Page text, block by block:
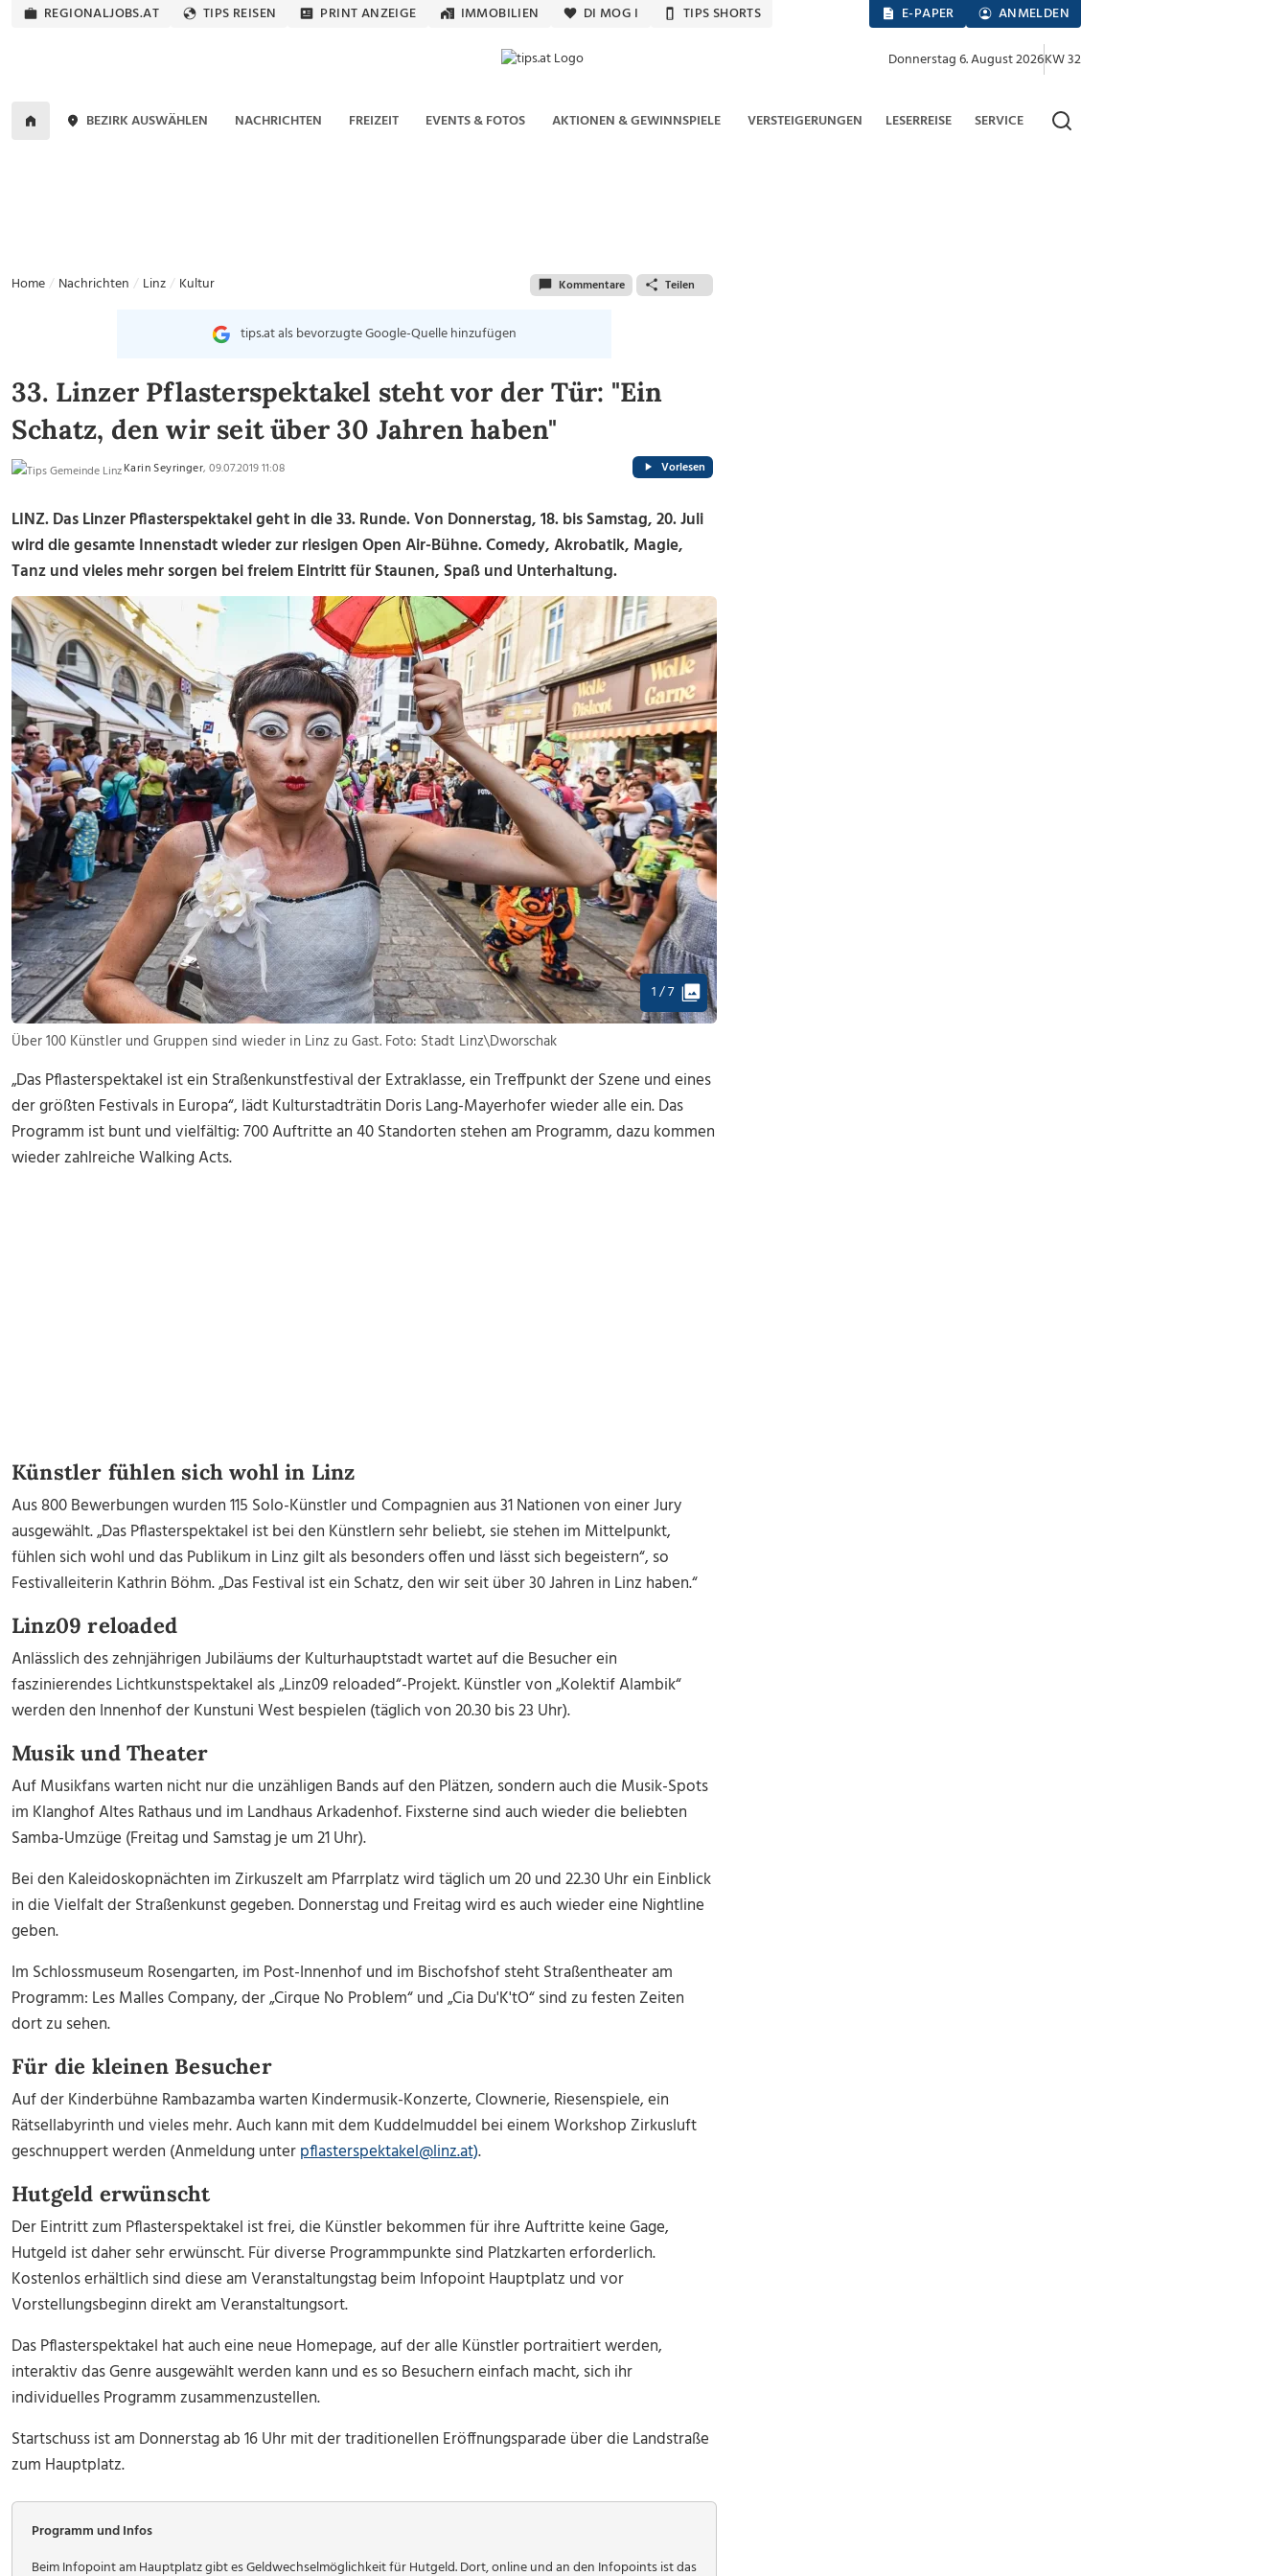
REGIONALJOBS.AT TIPS REISEN PRINT ANZEIGE IMMOBILIEN DI MOG I TIPS SHORTS E-PAPER ANMELDEN
Donnerstag 6. August 2026KW 32
BEZIRK AUSWÄHLEN NACHRICHTEN FREIZEIT EVENTS & FOTOS AKTIONEN & GEWINNSPIELE VERSTEIGERUNGEN LESERREISE SERVICE
Home Nachrichten Linz Kultur Kommentare Teilen
tips.at als bevorzugte Google-Quelle hinzufügen
33. Linzer Pflasterspektakel steht vor der Tür: "Ein
Schatz, den wir seit über 30 Jahren haben"
Karin Seyringer, 09.07.2019 11:08 Vorlesen
LINZ. Das Linzer Pflasterspektakel geht in die 33. Runde. Von Donnerstag, 18. bis Samstag, 20. Juli
wird die gesamte Innenstadt wieder zur riesigen Open Air-Bühne. Comedy, Akrobatik, Magie,
Tanz und vieles mehr sorgen bei freiem Eintritt für Staunen, Spaß und Unterhaltung.
1 / 7
Über 100 Künstler und Gruppen sind wieder in Linz zu Gast. Foto: Stadt Linz\Dworschak
„Das Pflasterspektakel ist ein Straßenkunstfestival der Extraklasse, ein Treffpunkt der Szene und eines
der größten Festivals in Europa“, lädt Kulturstadträtin Doris Lang-Mayerhofer wieder alle ein. Das
Programm ist bunt und vielfältig: 700 Auftritte an 40 Standorten stehen am Programm, dazu kommen
wieder zahlreiche Walking Acts.
Künstler fühlen sich wohl in Linz
Aus 800 Bewerbungen wurden 115 Solo-Künstler und Compagnien aus 31 Nationen von einer Jury
ausgewählt. „Das Pflasterspektakel ist bei den Künstlern sehr beliebt, sie stehen im Mittelpunkt,
fühlen sich wohl und das Publikum in Linz gilt als besonders offen und lässt sich begeistern“, so
Festivalleiterin Kathrin Böhm. „Das Festival ist ein Schatz, den wir seit über 30 Jahren in Linz haben.“
Linz09 reloaded
Anlässlich des zehnjährigen Jubiläums der Kulturhauptstadt wartet auf die Besucher ein
faszinierendes Lichtkunstspektakel als „Linz09 reloaded“-Projekt. Künstler von „Kolektif Alambik“
werden den Innenhof der Kunstuni West bespielen (täglich von 20.30 bis 23 Uhr).
Musik und Theater
Auf Musikfans warten nicht nur die unzähligen Bands auf den Plätzen, sondern auch die Musik-Spots
im Klanghof Altes Rathaus und im Landhaus Arkadenhof. Fixsterne sind auch wieder die beliebten
Samba-Umzüge (Freitag und Samstag je um 21 Uhr).
Bei den Kaleidoskopnächten im Zirkuszelt am Pfarrplatz wird täglich um 20 und 22.30 Uhr ein Einblick
in die Vielfalt der Straßenkunst gegeben. Donnerstag und Freitag wird es auch wieder eine Nightline
geben.
Im Schlossmuseum Rosengarten, im Post-Innenhof und im Bischofshof steht Straßentheater am
Programm: Les Malles Company, der „Cirque No Problem“ und „Cia Du'K'tO“ sind zu festen Zeiten
dort zu sehen.
Für die kleinen Besucher
Auf der Kinderbühne Rambazamba warten Kindermusik-Konzerte, Clownerie, Riesenspiele, ein
Rätsellabyrinth und vieles mehr. Auch kann mit dem Kuddelmuddel bei einem Workshop Zirkusluft
geschnuppert werden (Anmeldung unterpflasterspektakel@linz.at).
Hutgeld erwünscht
Der Eintritt zum Pflasterspektakel ist frei, die Künstler bekommen für ihre Auftritte keine Gage,
Hutgeld ist daher sehr erwünscht. Für diverse Programmpunkte sind Platzkarten erforderlich.
Kostenlos erhältlich sind diese am Veranstaltungstag beim Infopoint Hauptplatz und vor
Vorstellungsbeginn direkt am Veranstaltungsort.
Das Pflasterspektakel hat auch eine neue Homepage, auf der alle Künstler portraitiert werden,
interaktiv das Genre ausgewählt werden kann und es so Besuchern einfach macht, sich ihr
individuelles Programm zusammenzustellen.
Startschuss ist am Donnerstag ab 16 Uhr mit der traditionellen Eröffnungsparade über die Landstraße
zum Hauptplatz.
Programm und Infos
Beim Infopoint am Hauptplatz gibt es Geldwechselmöglichkeit für Hutgeld. Dort, online und an den Infopoints ist das